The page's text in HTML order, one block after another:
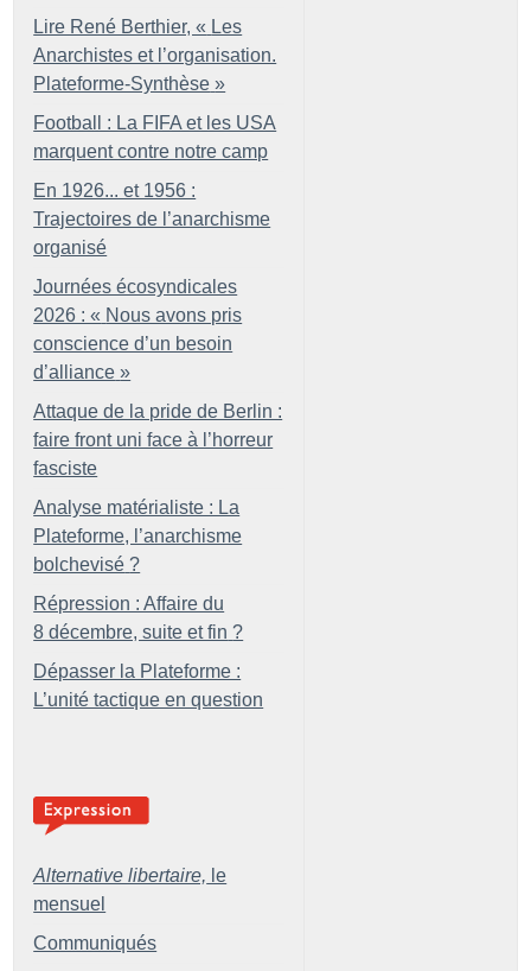
Lire René Berthier, « Les
Anarchistes et l’organisation.
Plateforme-Synthèse »
Football : La FIFA et les USA
marquent contre notre camp
En 1926... et 1956 :
Trajectoires de l’anarchisme
organisé
Journées écosyndicales
2026 : « Nous avons pris
conscience d’un besoin
d’alliance »
Attaque de la pride de Berlin :
faire front uni face à l’horreur
fasciste
Analyse matérialiste : La
Plateforme, l’anarchisme
bolchevisé ?
Répression : Affaire du
8 décembre, suite et fin ?
Dépasser la Plateforme :
L’unité tactique en question
Alternative libertaire, le
mensuel
Communiqués